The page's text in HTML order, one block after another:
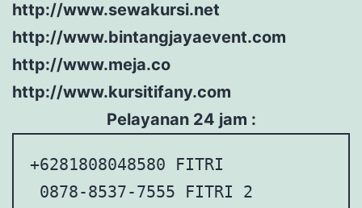
http://www.sewakursi.net
http://www.bintangjayaevent.com
http://www.meja.co
http://www.kursitifany.com
Pelayanan 24 jam :
+6281808048580 FITRI
0878-8537-7555 FITRI 2